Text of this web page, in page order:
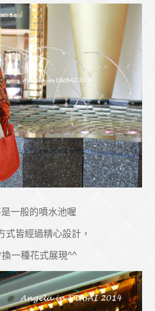
一般的噴水池喔
式皆經過精心設計，
一種花式展現^^